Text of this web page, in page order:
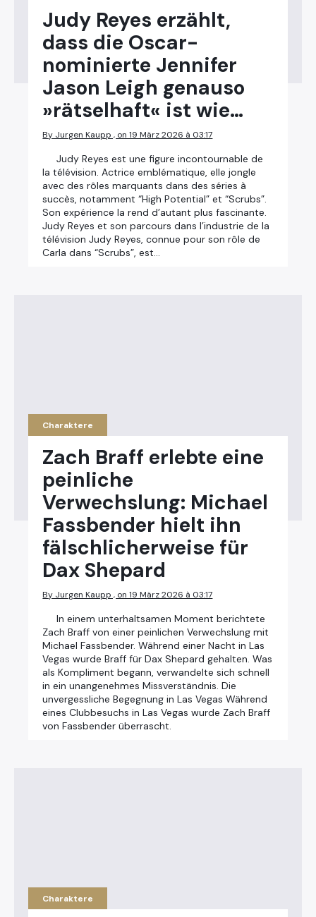
Judy Reyes erzählt,
dass die Oscar-
nominierte Jennifer
Jason Leigh genauso
»rätselhaft« ist wie…
By Jurgen Kaupp , on 19 März 2026 à 03:17
Judy Reyes est une figure incontournable de
la télévision. Actrice emblématique, elle jongle
avec des rôles marquants dans des séries à
succès, notamment “High Potential” et “Scrubs”.
Son expérience la rend d’autant plus fascinante.
Judy Reyes et son parcours dans l’industrie de la
télévision Judy Reyes, connue pour son rôle de
Carla dans “Scrubs”, est…
Charaktere
Zach Braff erlebte eine
peinliche
Verwechslung: Michael
Fassbender hielt ihn
fälschlicherweise für
Dax Shepard
By Jurgen Kaupp , on 19 März 2026 à 03:17
In einem unterhaltsamen Moment berichtete
Zach Braff von einer peinlichen Verwechslung mit
Michael Fassbender. Während einer Nacht in Las
Vegas wurde Braff für Dax Shepard gehalten. Was
als Kompliment begann, verwandelte sich schnell
in ein unangenehmes Missverständnis. Die
unvergessliche Begegnung in Las Vegas Während
eines Clubbesuchs in Las Vegas wurde Zach Braff
von Fassbender überrascht.
Charaktere